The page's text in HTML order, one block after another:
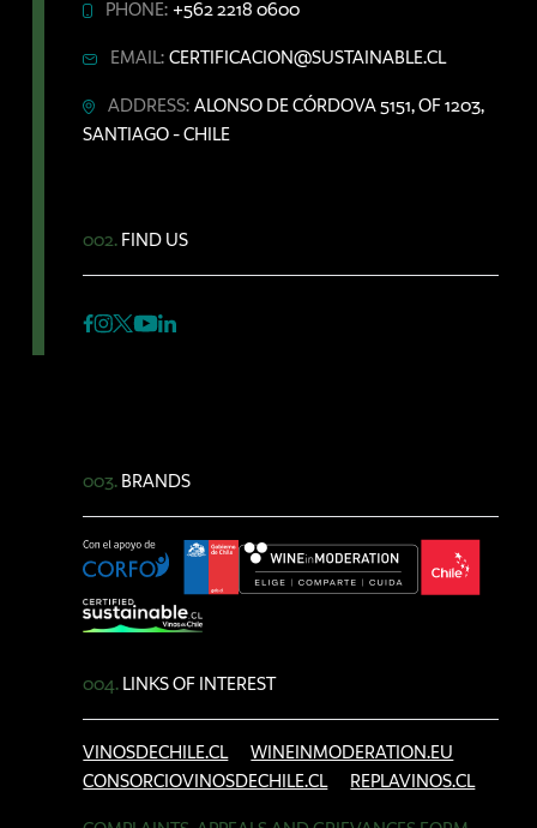
PHONE: +562 2218 0600
EMAIL: CERTIFICACION@SUSTAINABLE.CL
ADDRESS: ALONSO DE CÓRDOVA 5151, OF 1203,
SANTIAGO - CHILE
002. FIND US
003. BRANDS
004. LINKS OF INTEREST
VINOSDECHILE.CL
WINEINMODERATION.EU
CONSORCIOVINOSDECHILE.CL
REPLAVINOS.CL